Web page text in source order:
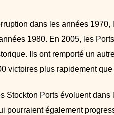
dans les années
1980. En 2005, les
Ils ont remporté un
victoires plus rapidement
Stockton Ports évoluent
pourraient également